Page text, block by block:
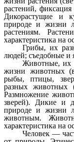
растений,
Дикорастущие и
природе и жизни
растениям.
характеристика на
Грибы, их
людей; съедобные и
Животные, их
жизни животных
рыбы, птицы,
разных животных
Размножение
зверей). Дикие и
природе и жизни
животным.
характеристика на
Человек —